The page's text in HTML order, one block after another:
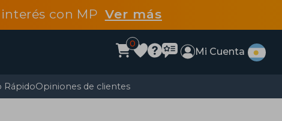
con MP Ver más
0
Mi Cuenta
RápidoOpiniones de clientes